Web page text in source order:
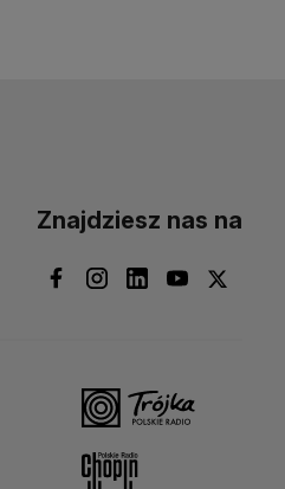
Znajdziesz nas na